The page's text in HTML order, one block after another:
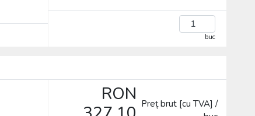
buc
RON Preț brut [cu TVA] /